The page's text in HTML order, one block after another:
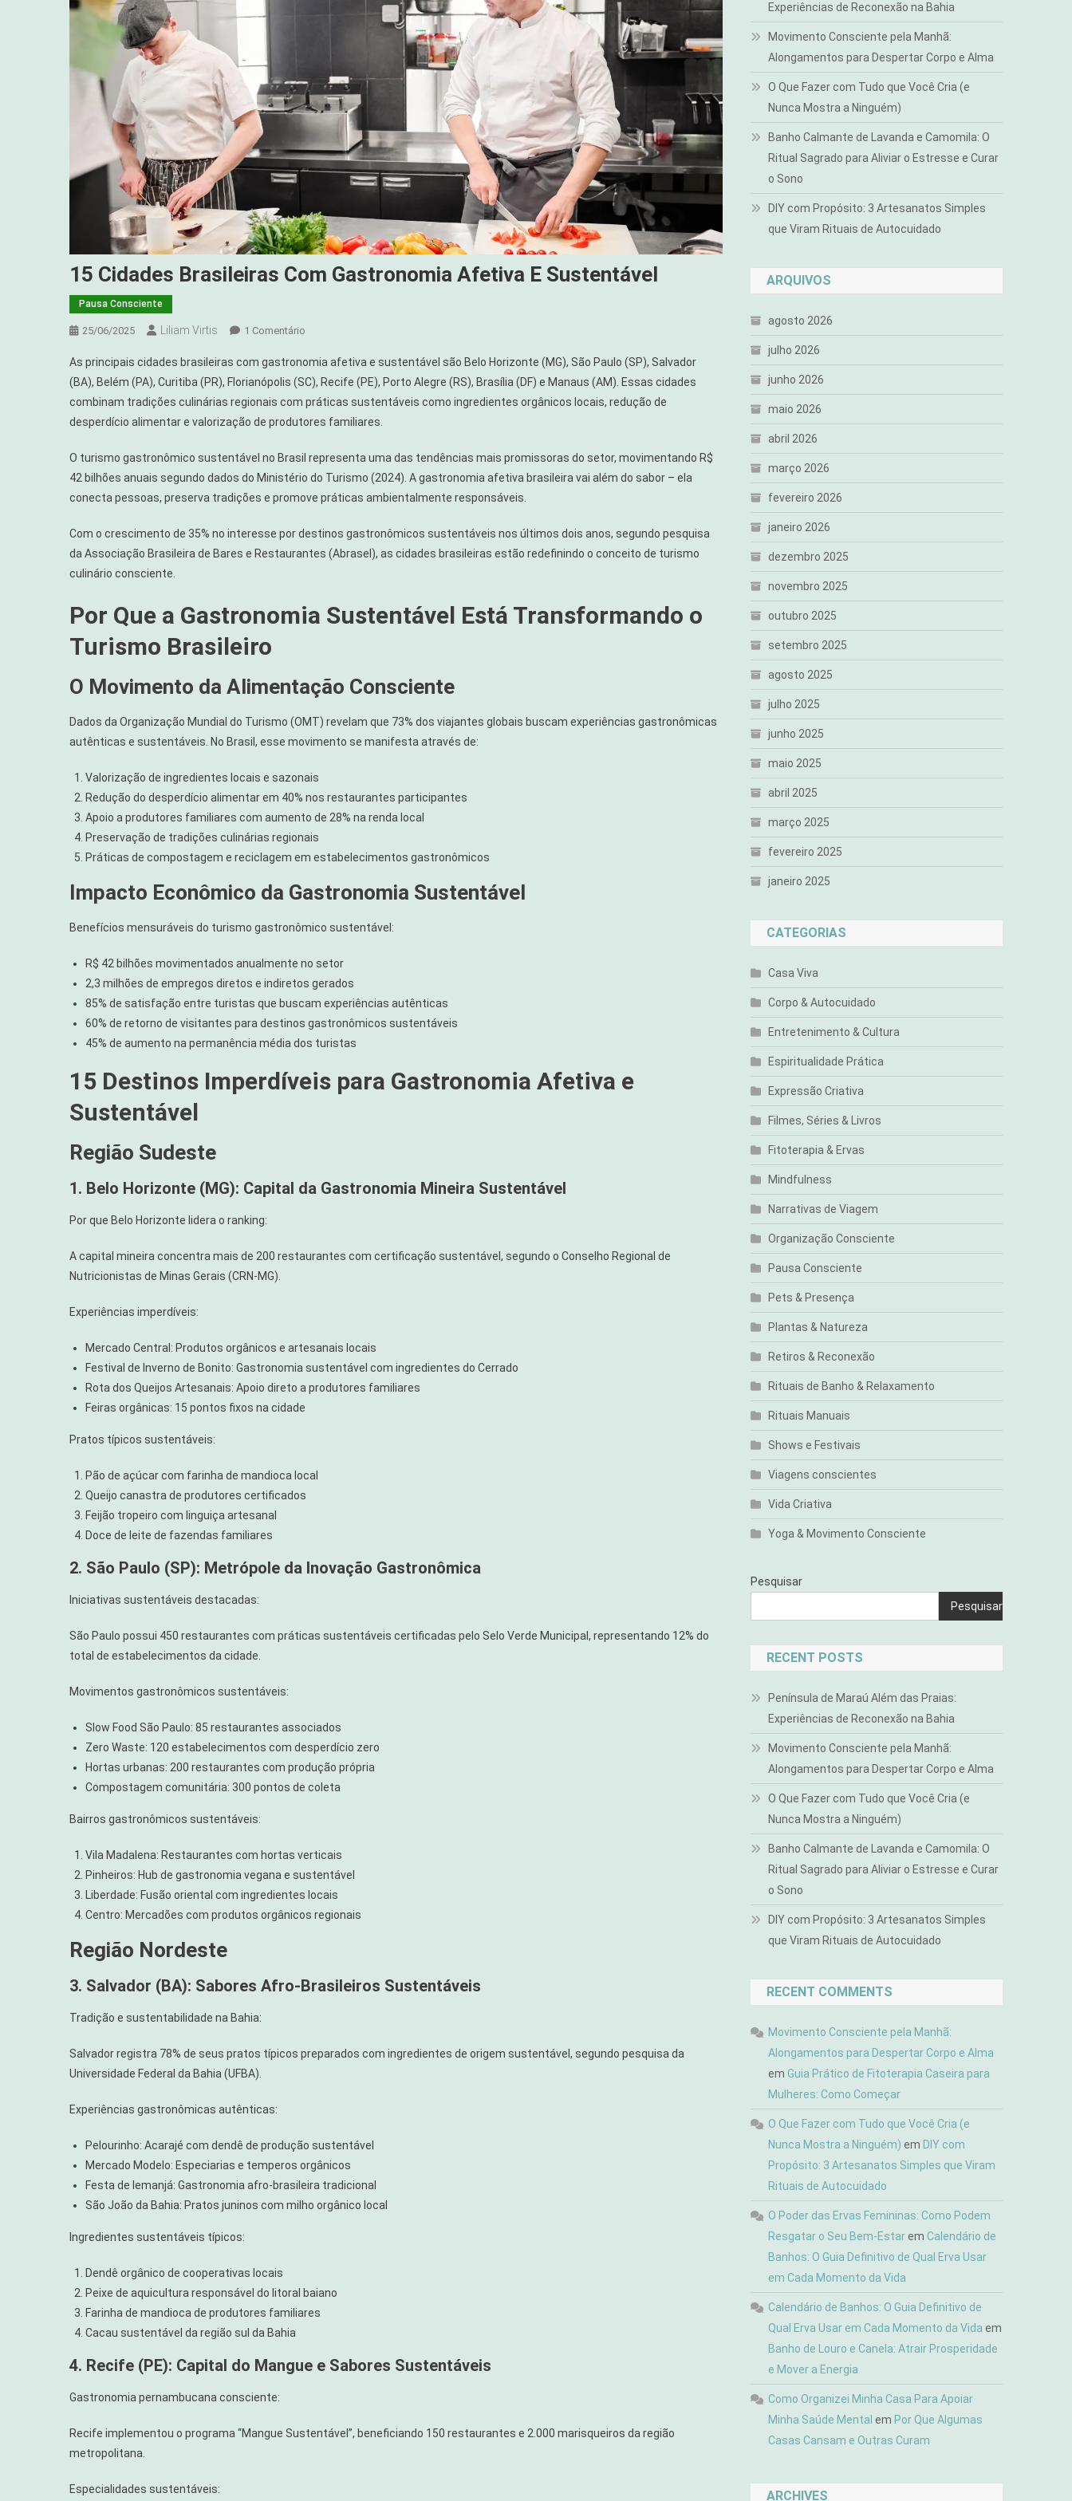
15 Cidades Brasileiras Com Gastronomia Afetiva E Sustentável
Pausa Consciente
25/06/2025 Liliam Virtis 1 Comentário
Cidades
Brasileiras
Com
Gastronomia
E
Sustentável
As principais cidades brasileiras com gastronomia afetiva e sustentável são Belo Horizonte (MG), São Paulo (SP), Salvador
(BA), Belém (PA), Curitiba (PR), Florianópolis (SC), Recife (PE), Porto Alegre (RS), Brasília (DF) e Manaus (AM). Essas cidades
combinam tradições culinárias regionais com práticas sustentáveis como ingredientes orgânicos locais, redução de
desperdício alimentar e valorização de produtores familiares.
O turismo gastronômico sustentável no Brasil representa uma das tendências mais promissoras do setor, movimentando R$
42 bilhões anuais segundo dados do Ministério do Turismo (2024). A gastronomia afetiva brasileira vai além do sabor – ela
conecta pessoas, preserva tradições e promove práticas ambientalmente responsáveis.
Com o crescimento de 35% no interesse por destinos gastronômicos sustentáveis nos últimos dois anos, segundo pesquisa
da Associação Brasileira de Bares e Restaurantes (Abrasel), as cidades brasileiras estão redefinindo o conceito de turismo
culinário consciente.
Por Que a Gastronomia Sustentável Está Transformando o
Turismo Brasileiro
O Movimento da Alimentação Consciente
Dados da Organização Mundial do Turismo (OMT) revelam que 73% dos viajantes globais buscam experiências gastronômicas
autênticas e sustentáveis. No Brasil, esse movimento se manifesta através de:
Valorização de ingredientes locais e sazonais
Redução do desperdício alimentar em 40% nos restaurantes participantes
Apoio a produtores familiares com aumento de 28% na renda local
Preservação de tradições culinárias regionais
Práticas de compostagem e reciclagem em estabelecimentos gastronômicos
Impacto Econômico da Gastronomia Sustentável
Benefícios mensuráveis do turismo gastronômico sustentável:
R$ 42 bilhões movimentados anualmente no setor
2,3 milhões de empregos diretos e indiretos gerados
85% de satisfação entre turistas que buscam experiências autênticas
60% de retorno de visitantes para destinos gastronômicos sustentáveis
45% de aumento na permanência média dos turistas
15 Destinos Imperdíveis para Gastronomia Afetiva e
Sustentável
Região Sudeste
1. Belo Horizonte (MG): Capital da Gastronomia Mineira Sustentável
Por que Belo Horizonte lidera o ranking:
A capital mineira concentra mais de 200 restaurantes com certificação sustentável, segundo o Conselho Regional de
Nutricionistas de Minas Gerais (CRN-MG).
Experiências imperdíveis:
Mercado Central: Produtos orgânicos e artesanais locais
Festival de Inverno de Bonito: Gastronomia sustentável com ingredientes do Cerrado
Rota dos Queijos Artesanais: Apoio direto a produtores familiares
Feiras orgânicas: 15 pontos fixos na cidade
Pratos típicos sustentáveis:
Pão de açúcar com farinha de mandioca local
Queijo canastra de produtores certificados
Feijão tropeiro com linguiça artesanal
Doce de leite de fazendas familiares
2. São Paulo (SP): Metrópole da Inovação Gastronômica
Iniciativas sustentáveis destacadas:
São Paulo possui 450 restaurantes com práticas sustentáveis certificadas pelo Selo Verde Municipal, representando 12% do
total de estabelecimentos da cidade.
Movimentos gastronômicos sustentáveis:
Slow Food São Paulo: 85 restaurantes associados
Zero Waste: 120 estabelecimentos com desperdício zero
Hortas urbanas: 200 restaurantes com produção própria
Compostagem comunitária: 300 pontos de coleta
Bairros gastronômicos sustentáveis:
Vila Madalena: Restaurantes com hortas verticais
Pinheiros: Hub de gastronomia vegana e sustentável
Liberdade: Fusão oriental com ingredientes locais
Centro: Mercadões com produtos orgânicos regionais
Região Nordeste
3. Salvador (BA): Sabores Afro-Brasileiros Sustentáveis
Tradição e sustentabilidade na Bahia:
Salvador registra 78% de seus pratos típicos preparados com ingredientes de origem sustentável, segundo pesquisa da
Universidade Federal da Bahia (UFBA).
Experiências gastronômicas autênticas:
Pelourinho: Acarajé com dendê de produção sustentável
Mercado Modelo: Especiarias e temperos orgânicos
Festa de Iemanjá: Gastronomia afro-brasileira tradicional
São João da Bahia: Pratos juninos com milho orgânico local
Ingredientes sustentáveis típicos:
Dendê orgânico de cooperativas locais
Peixe de aquicultura responsável do litoral baiano
Farinha de mandioca de produtores familiares
Cacau sustentável da região sul da Bahia
4. Recife (PE): Capital do Mangue e Sabores Sustentáveis
Gastronomia pernambucana consciente:
Recife implementou o programa “Mangue Sustentável”, beneficiando 150 restaurantes e 2.000 marisqueiros da região
metropolitana.
Especialidades sustentáveis:
Experiências de Reconexão na Bahia
Movimento Consciente pela Manhã:
Alongamentos para Despertar Corpo e Alma
O Que Fazer com Tudo que Você Cria (e
Nunca Mostra a Ninguém)
Banho Calmante de Lavanda e Camomila: O
Ritual Sagrado para Aliviar o Estresse e Curar
o Sono
DIY com Propósito: 3 Artesanatos Simples
que Viram Rituais de Autocuidado
ARQUIVOS
agosto 2026
julho 2026
junho 2026
maio 2026
abril 2026
março 2026
fevereiro 2026
janeiro 2026
dezembro 2025
novembro 2025
outubro 2025
setembro 2025
agosto 2025
julho 2025
junho 2025
maio 2025
abril 2025
março 2025
fevereiro 2025
janeiro 2025
CATEGORIAS
Casa Viva
Corpo & Autocuidado
Entretenimento & Cultura
Espiritualidade Prática
Expressão Criativa
Filmes, Séries & Livros
Fitoterapia & Ervas
Mindfulness
Narrativas de Viagem
Organização Consciente
Pausa Consciente
Pets & Presença
Plantas & Natureza
Retiros & Reconexão
Rituais de Banho & Relaxamento
Rituais Manuais
Shows e Festivais
Viagens conscientes
Vida Criativa
Yoga & Movimento Consciente
Pesquisar
Pesquisar
RECENT POSTS
Península de Maraú Além das Praias:
Experiências de Reconexão na Bahia
Movimento Consciente pela Manhã:
Alongamentos para Despertar Corpo e Alma
O Que Fazer com Tudo que Você Cria (e
Nunca Mostra a Ninguém)
Banho Calmante de Lavanda e Camomila: O
Ritual Sagrado para Aliviar o Estresse e Curar
o Sono
DIY com Propósito: 3 Artesanatos Simples
que Viram Rituais de Autocuidado
RECENT COMMENTS
Movimento Consciente pela Manhã:
Alongamentos para Despertar Corpo e Alma
emGuia Prático de Fitoterapia Caseira para
Mulheres: Como Começar
O Que Fazer com Tudo que Você Cria (e
Nunca Mostra a Ninguém) em DIY com
Propósito: 3 Artesanatos Simples que Viram
Rituais de Autocuidado
O Poder das Ervas Femininas: Como Podem
Resgatar o Seu Bem-EstaremCalendário de
Banhos: O Guia Definitivo de Qual Erva Usar
em Cada Momento da Vida
Calendário de Banhos: O Guia Definitivo de
Qual Erva Usar em Cada Momento da Vida em
Banho de Louro e Canela: Atrair Prosperidade
e Mover a Energia
Como Organizei Minha Casa Para Apoiar
Minha Saúde Mental em Por Que Algumas
Casas Cansam e Outras Curam
ARCHIVES